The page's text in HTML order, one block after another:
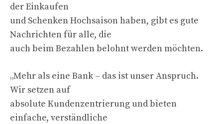
der Einkaufen
und Schenken Hochsaison haben, gibt es gute
Nachrichten für alle, die
auch beim Bezahlen belohnt werden möchten.
„Mehr als eine Bank – das ist unser Anspruch.
Wir setzen auf
absolute Kundenzentrierung und bieten
einfache, verständliche